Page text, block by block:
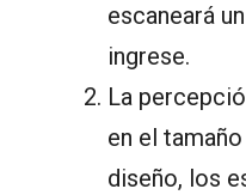
escaneará
ingrese.
La
en el
diseño, los